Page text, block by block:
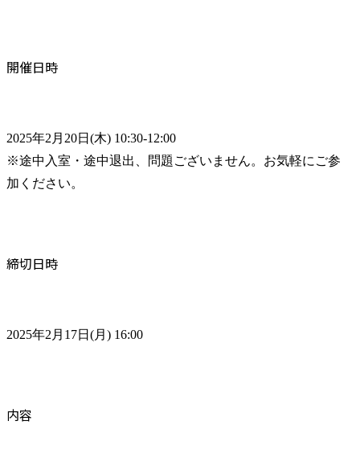
開催日時
2025年2月20日(木) 10:30-12:00
※途中入室・途中退出、問題ございません。お気軽にご参
加ください。
締切日時
2025年2月17日(月) 16:00
内容